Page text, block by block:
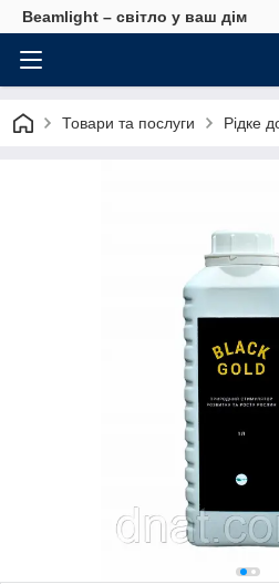
Beamlight – світло у ваш дім
Товари та послуги Рідке